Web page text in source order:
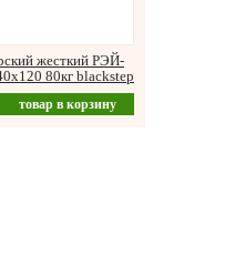
жесткий РЭЙ-
80кг blackstep
товар в корзину